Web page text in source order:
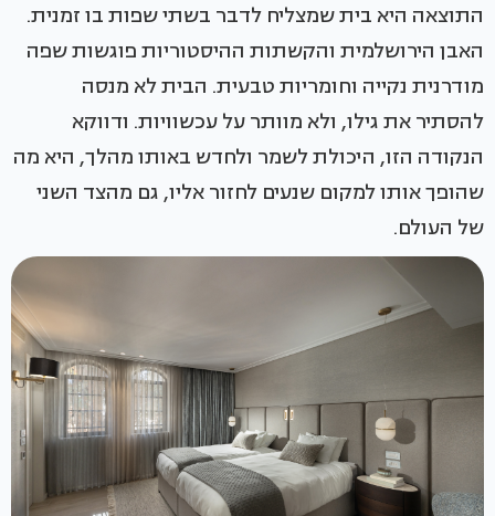
התוצאה היא בית שמצליח לדבר בשתי שפות בו זמנית.
האבן הירושלמית והקשתות ההיסטוריות פוגשות שפה
מודרנית נקייה וחומריות טבעית. הבית לא מנסה
להסתיר את גילו, ולא מוותר על עכשוויות. ודווקא
הנקודה הזו, היכולת לשמר ולחדש באותו מהלך, היא מה
שהופך אותו למקום שנעים לחזור אליו, גם מהצד השני
של העולם.